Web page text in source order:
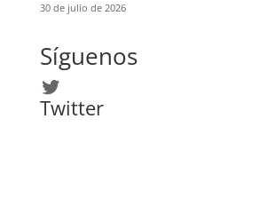
30 de julio de 2026
Síguenos
Twitter
Twitter